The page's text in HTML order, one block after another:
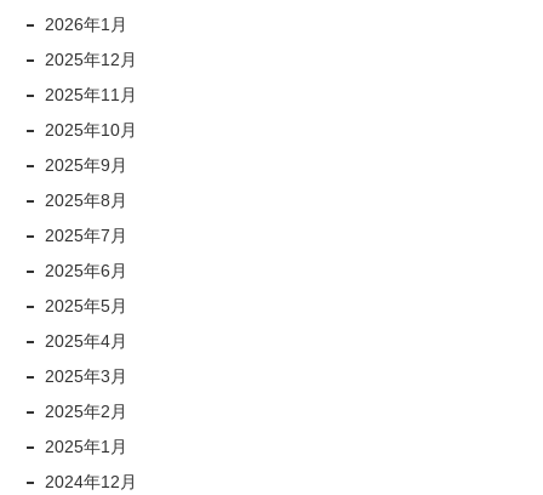
2026年1月
2025年12月
2025年11月
2025年10月
2025年9月
2025年8月
2025年7月
2025年6月
2025年5月
2025年4月
2025年3月
2025年2月
2025年1月
2024年12月